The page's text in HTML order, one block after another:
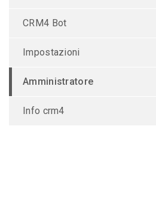
CRM4 Bot
Impostazioni
Amministratore
Info crm4